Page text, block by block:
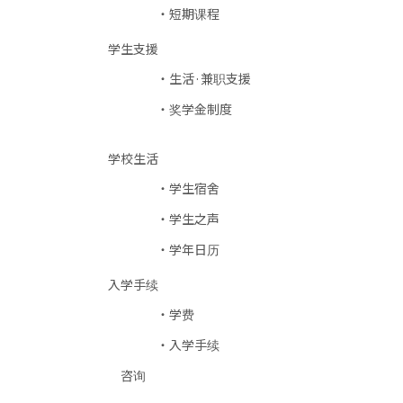
短期课程
学生支援
生活·兼职支援
奖学金制度
学校生活
学生宿舍
学生之声
学年日历
入学手续
学费
入学手续
咨询